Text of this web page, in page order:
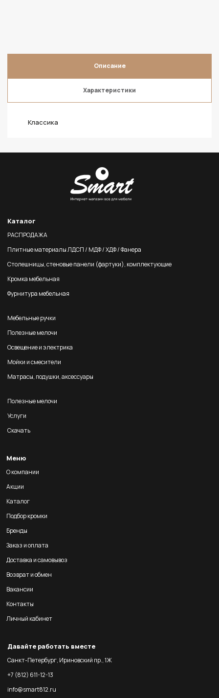
Описание
Характеристики
Классика
Каталог
РАСПРОДАЖА
Плитные материалы ЛДСП / МДФ / ХДФ / Фанера
Столешницы, стеновые панели (фартуки), комплектующие
Кромка мебельная
Фурнитура мебельная
Мебельные ручки
Полезные мелочи
Освещение и электрика
Мойки и смесители
Матрасы, подушки, аксессуары
Полезные мелочи
Услуги
Скачать
Меню
О компании
Акции
Каталог
Подбор кромки
Бренды
Заказ и оплата
Доставка и самовывоз
Возврат и обмен
Вакансии
Контакты
Личный кабинет
Давайте работать вместе
Санкт-Петербург, Ириновский пр., 1Ж
+7 (812) 611-12-13
info@smart812.ru